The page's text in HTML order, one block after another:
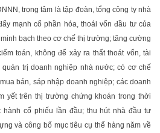
trọng tâm là tập đoàn, tổng công ty nhà
mạnh cổ phần hóa, thoái vốn đầu tư của
bạch theo cơ chế thị trường; tăng cường
toán, không để xảy ra thất thoát vốn, tài
trị doanh nghiệp nhà nước; có cơ chế
bán, sáp nhập doanh nghiệp; các doanh
yết trên thị trường chứng khoán trong thời
hành cổ phiếu lần đầu; thu hút nhà đầu tư
và công bố mục tiêu cụ thể hàng năm về